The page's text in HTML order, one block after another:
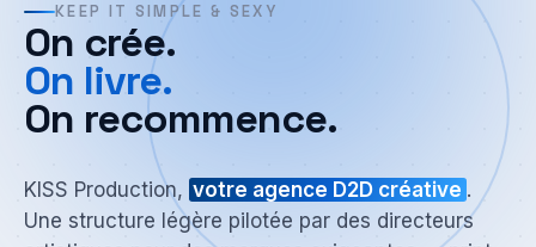
KEEP IT SIMPLE & SEXY
On crée.
On livre.
On recommence.
KISS Production, votre agence D2D créative .
Une structure légère pilotée par des directeurs